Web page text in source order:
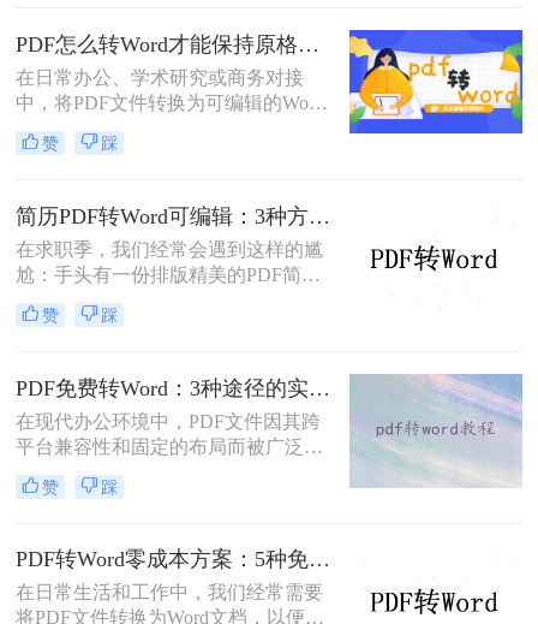
等“惨剧”。面对PDF 转 Word 后排版
全乱/文字错位/串行/乱跑怎么办这一
难题，很多人尝试了各种免费工具却
依然无法解决。
PDF怎么转Word才能保持原格式不变/版式不乱？3种专业有效方法全解析！
在日常办公、学术研究或商务对接
中，将PDF文件转换为可编辑的Word
文档是极高频的需求。但最令人头疼
的往往不是转换本身，而是转换后出
等“惨剧”。因此，很多人都在苦苦寻
找“PDF怎么转Word才能保持原格式
不变/版式不乱”的完美方案。
赞 踩
简历PDF转Word可编辑：3种方法保留排版不乱的实测！
在求职季，我们经常会遇到这样的尴
尬：手头有一份排版精美的PDF简
历，但招聘系统只允许上传Word格
式，或者HR希望能直接在简历上修
怎么转word简历的技巧就显得至关重
要。直接复制粘贴不仅会打乱排版，
还可能丢失关键信息。
赞 踩
PDF免费转Word：3种途径的实际费用、限制和效果对比！
在现代办公环境中，PDF文件因其跨
平台兼容性和固定的布局而被广泛使
用。然而，在需要对内容进行编辑
时，我们往往需要将其转换为Word文
呢？本文将介绍三种常用的免费方法
来实现这一目标。
赞 踩
PDF转Word零成本方案：5种免费路径的适用边界和效果评估！
在日常生活和工作中，我们经常需要
将PDF文件转换为Word文档，以便进